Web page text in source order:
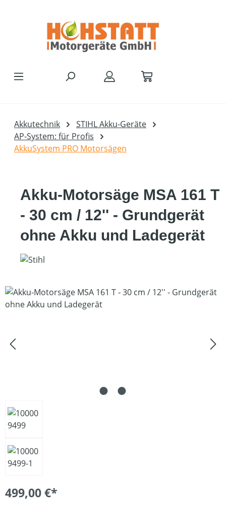
Akkutechnik
STIHL Akku-Geräte
AP-System: für Profis
AkkuSystem PRO Motorsägen
Akku-Motorsäge MSA 161 T
- 30 cm / 12'' - Grundgerät
ohne Akku und Ladegerät
Bildergalerie überspringen
499,00 €*